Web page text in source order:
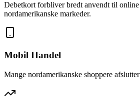
Debetkort forbliver bredt anvendt til
nordamerikanske markeder.
Mobil Handel
Mange nordamerikanske shoppere